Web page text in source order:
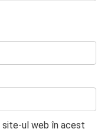
site-ul web în acest